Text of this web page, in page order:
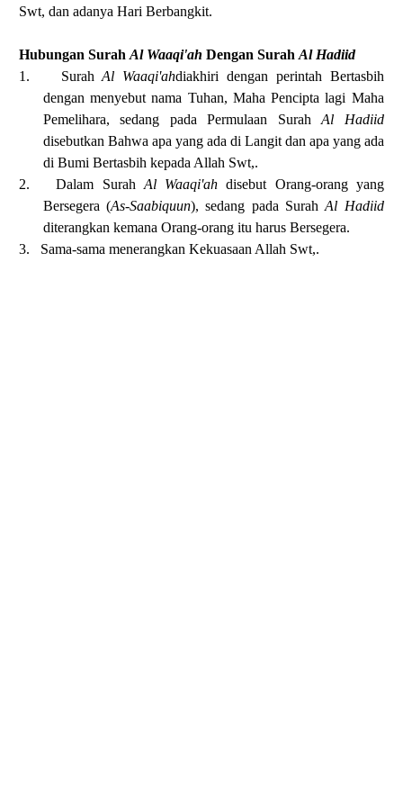
Swt, dan adanya Hari Berbangkit.
Hubungan SurahAl Waaqi'ah Dengan SurahAl Hadiid
1.
SurahAl Waaqi'ahdiakhiri dengan perintah Bertasbih
dengan menyebut nama Tuhan, Maha Pencipta lagi Maha
Pemelihara, sedang pada Permulaan SurahAl Hadiid
disebutkan Bahwa apa yang ada di Langit dan apa yang ada
di Bumi Bertasbih kepada Allah Swt,.
2.
Dalam Surah Al Waaqi'ah disebut Orang-orang yang
Bersegera (As-Saabiquun), sedang pada SurahAl Hadiid
diterangkan kemana Orang-orang itu harus Bersegera.
3.
Sama-sama menerangkan Kekuasaan Allah Swt,.